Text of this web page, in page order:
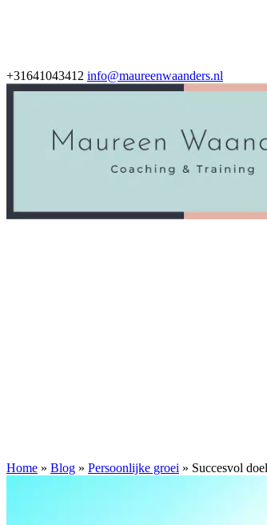
+31641043412 info@maureenwaanders.nl
Home » Blog » Persoonlijke groei » Succesvol